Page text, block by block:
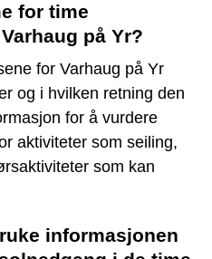
for time
på Yr?
for Varhaug på Yr
og i hvilken retning den
for å vurdere
aktiviteter som seiling,
som kan
informasjonen